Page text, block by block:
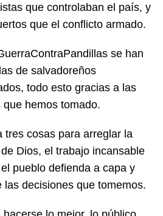
que controlaban el país, y
que el conflicto armado.
se han
de salvadoreños
todo esto gracias a las
hemos tomado.
tres cosas para arreglar la
Dios, el trabajo incansable
pueblo defienda a capa y
las decisiones que tomemos.